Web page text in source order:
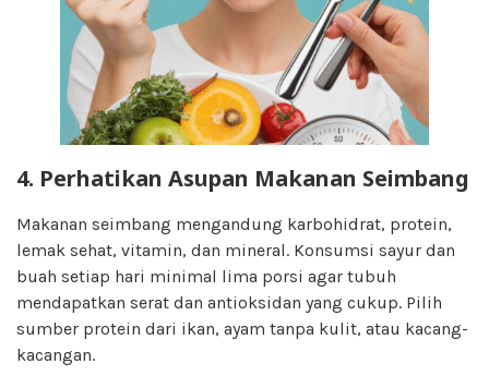
4. Perhatikan Asupan Makanan Seimbang
Makanan seimbang mengandung karbohidrat, protein,
lemak sehat, vitamin, dan mineral. Konsumsi sayur dan
buah setiap hari minimal lima porsi agar tubuh
mendapatkan serat dan antioksidan yang cukup. Pilih
sumber protein dari ikan, ayam tanpa kulit, atau kacang-
kacangan.